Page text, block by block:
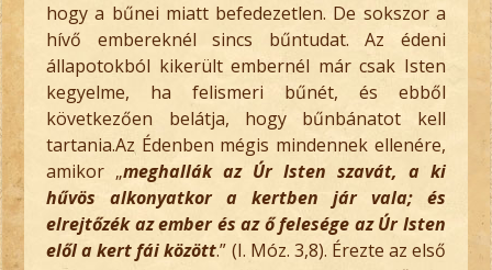
hogy a bűnei miatt befedezetlen. De sokszor a
hívő embereknél sincs bűntudat. Az édeni
állapotokból kikerült embernél már csak Isten
kegyelme, ha felismeri bűnét, és ebből
következően belátja, hogy bűnbánatot kell
tartania.Az Édenben mégis mindennek ellenére,
amikor „meghallák az Úr Isten szavát, a ki
hűvös alkonyatkor a kertben jár vala; és
elrejtőzék az ember és az ő felesége az Úr Isten
elől a kert fái között.” (I. Móz. 3,8). Érezte az első